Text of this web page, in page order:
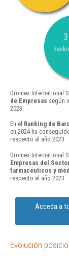
Dromex International
de Empresas según
2023.
En el Ranking de
en 2024 ha
respecto al año 2023.
Dromex International
Empresas del
farmacéuticos y
respecto al año 2023.
Acceda a
Evolución